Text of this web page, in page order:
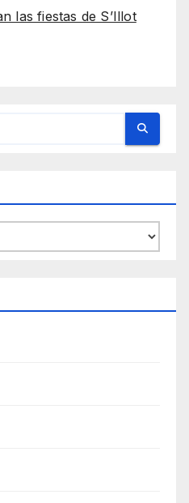
las fiestas de S’Illot